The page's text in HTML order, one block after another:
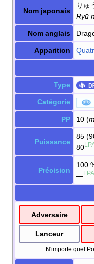
Nom japonais
りゅ
Ryū
Nom anglais
Apparition
Type
Catégorie
PP 10 (
Puissance
85
80
Précision
100
— LPA
Adversaire
Lanceur
N'importe quel